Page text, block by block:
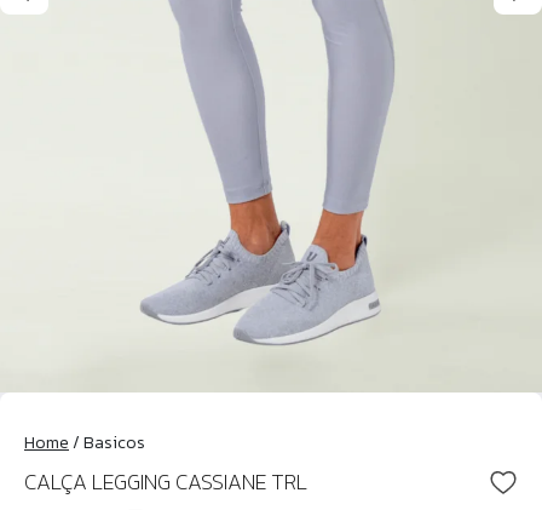
Home/Basicos
CALÇA LEGGING CASSIANE TRL